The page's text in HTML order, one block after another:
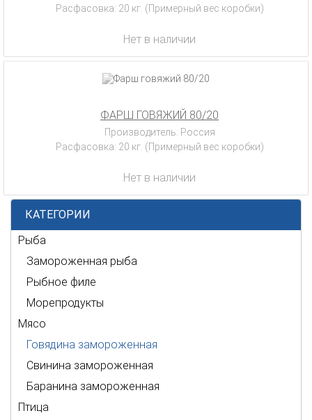
Расфасовка: 20 кг. (Примерный вес коробки)
Нет в наличии
ФАРШ ГОВЯЖИЙ 80/20
Производитель: Россия
Расфасовка: 20 кг. (Примерный вес коробки)
Нет в наличии
КАТЕГОРИИ
Рыба
Замороженная рыба
Рыбное филе
Морепродукты
Мясо
Говядина замороженная
Свинина замороженная
Баранина замороженная
Птица